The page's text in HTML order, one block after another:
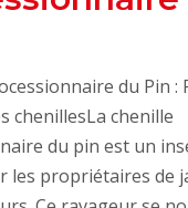
du Pin :
chenillesLa chenille
du pin est un
les propriétaires de